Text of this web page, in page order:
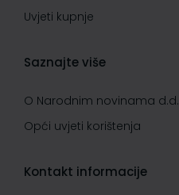
Uvjeti kupnje
Saznajte više
O Narodnim novinama d.d.
Opći uvjeti korištenja
Kontakt informacije